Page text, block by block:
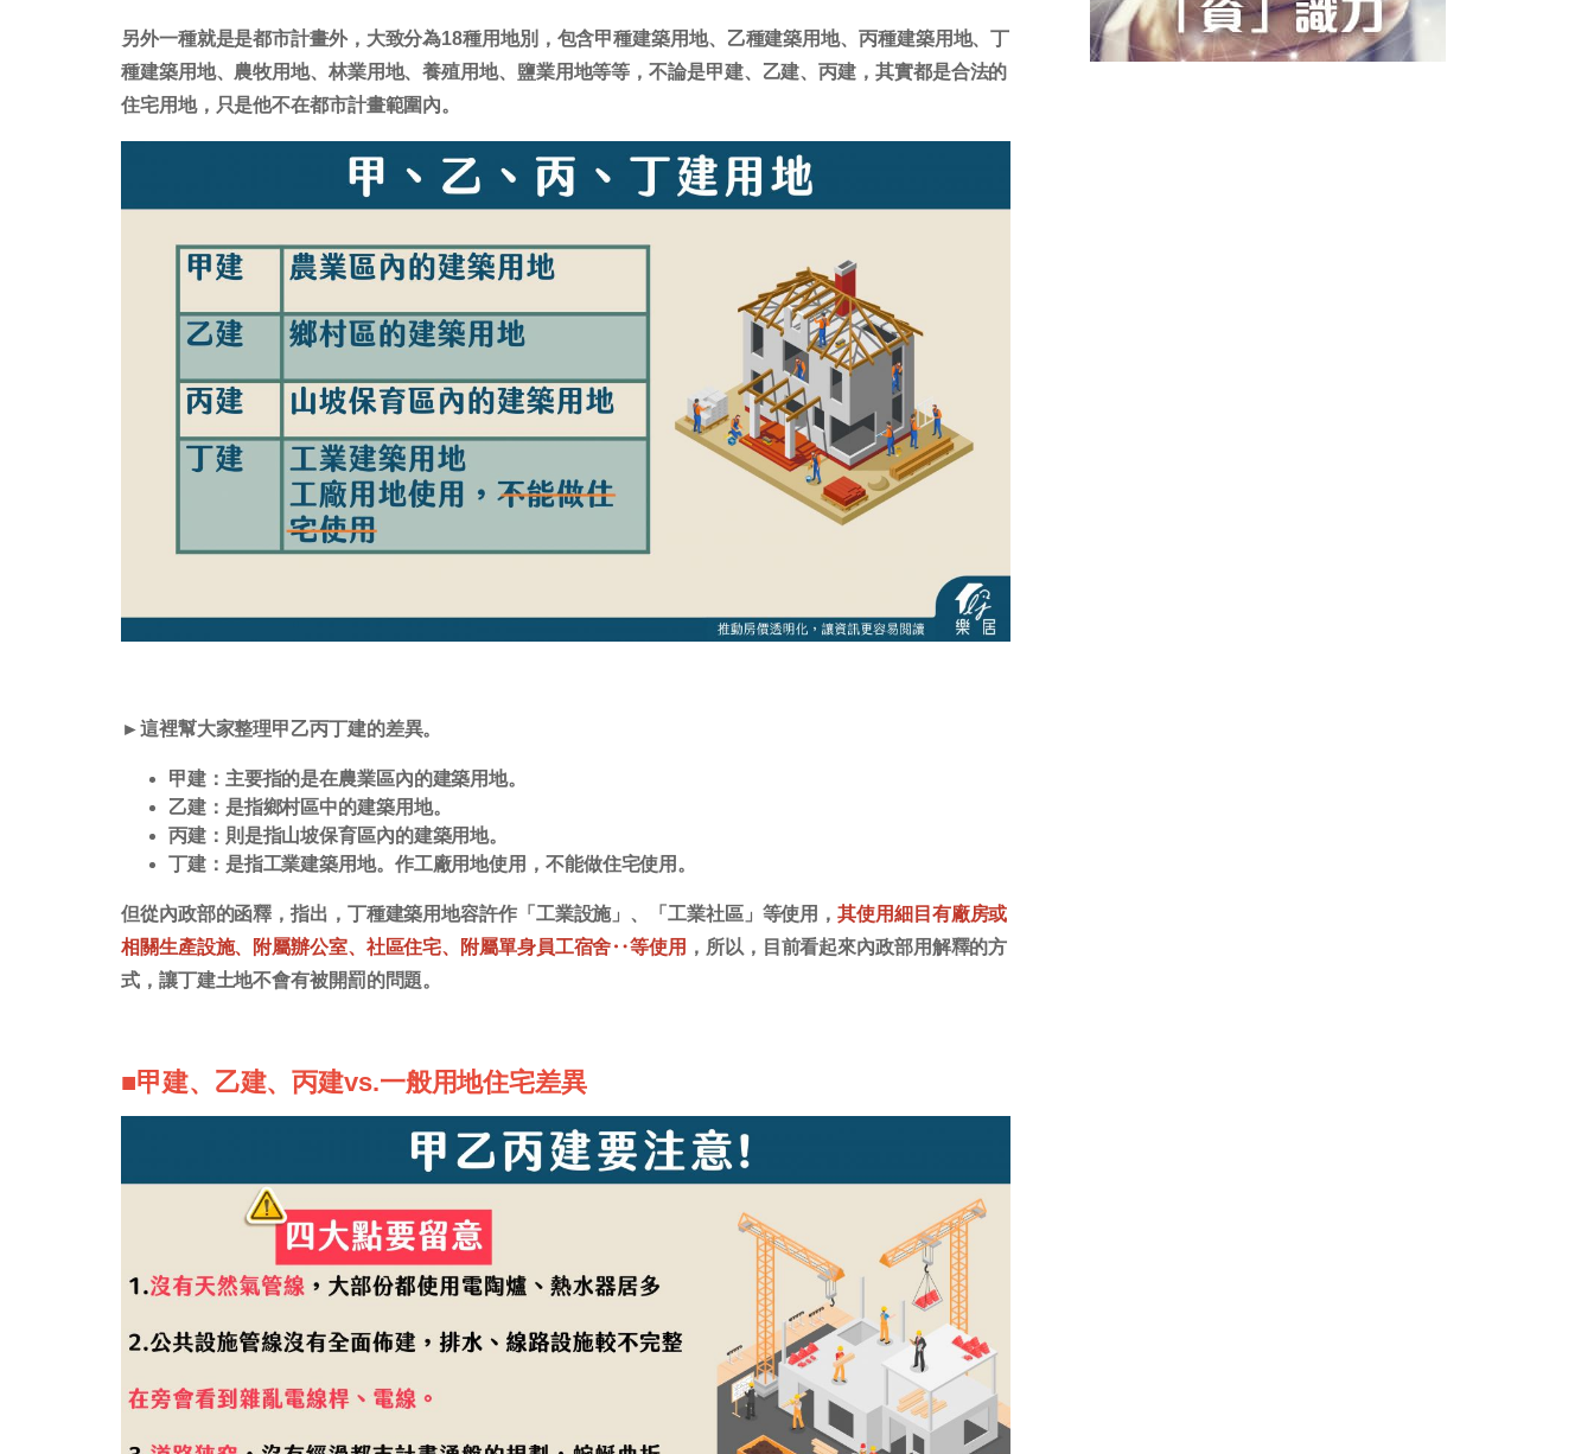
另外一種就是是都市計畫外，大致分為18種用地別，包含甲種建築用地、乙種建築用地、丙種建築用地、丁
種建築用地、農牧用地、林業用地、養殖用地、鹽業用地等等，不論是甲建、乙建、丙建，其實都是合法的
住宅用地，只是他不在都市計畫範圍內。
►這裡幫大家整理甲乙丙丁建的差異。
甲建：主要指的是在農業區內的建築用地。
乙建：是指鄉村區中的建築用地。
丙建：則是指山坡保育區內的建築用地。
丁建：是指工業建築用地。作工廠用地使用，不能做住宅使用。
但從內政部的函釋，指出，丁種建築用地容許作「工業設施」、「工業社區」等使用，其使用細目有廠房或
相關生產設施、附屬辦公室、社區住宅、附屬單身員工宿舍‥等使用 ，所以，目前看起來內政部用解釋的方
式，讓丁建土地不會有被開罰的問題。
■甲建、乙建、丙建vs.一般用地住宅差異